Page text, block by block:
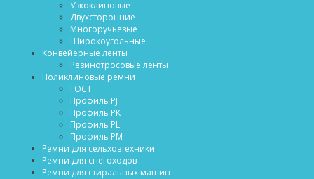
Узкоклиновые
Двухсторонние
Многоручьевые
Широкоугольные
Конвейерные ленты
Резинотросовые ленты
Поликлиновые ремни
ГОСТ
Профиль PJ
Профиль PK
Профиль PL
Профиль PM
Ремни для сельхозтехники
Ремни для снегоходов
Ремни для стиральных машин